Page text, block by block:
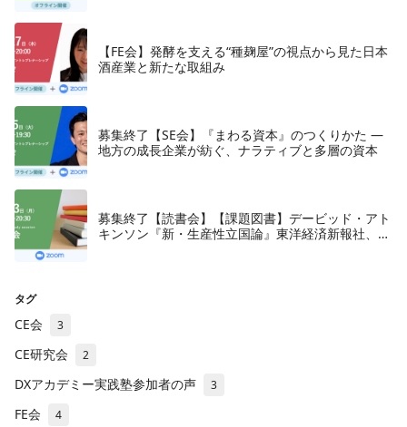
【FE会】発酵を支える“種麹屋”の視点から見た日本
酒産業と新たな取組み
募集終了【SE会】『まわる資本』のつくりかた —
地方の成長企業が紡ぐ、ナラティブと多層の資本
募集終了【読書会】【課題図書】デービッド・アト
キンソン『新・生産性立国論』東洋経済新報社、
タグ
CE会 3
CE研究会 2
DXアカデミー実践塾参加者の声 3
FE会 4